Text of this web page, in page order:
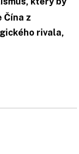
Čína z
rivala,